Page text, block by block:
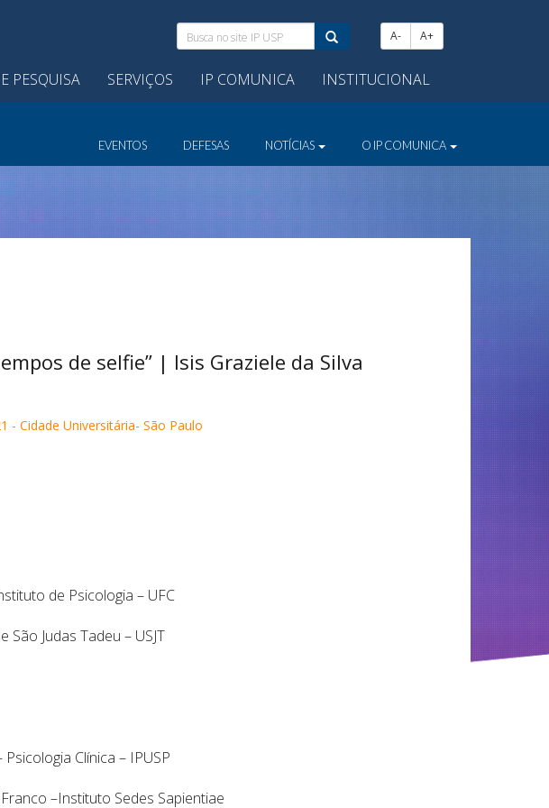
Busca
no
site
IP
A- A+
PESQUISA SERVIÇOS IP COMUNICA INSTITUCIONAL
EVENTOS DEFESAS NOTÍCIAS O IP COMUNICA
de selfie” | Isis Graziele da Silva
- Cidade Universitária- São Paulo
de Psicologia – UFC
São Judas Tadeu – USJT
Clínica – IPUSP
–Instituto Sedes Sapientiae